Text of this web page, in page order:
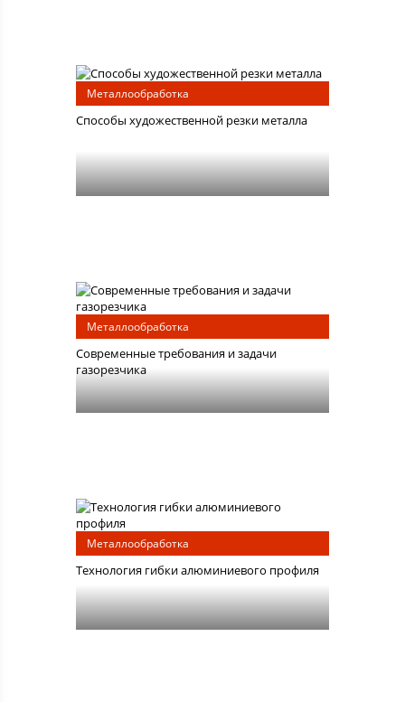
Металлообработка
Способы художественной резки металла
Металлообработка
Современные требования и задачи
газорезчика
Металлообработка
Технология гибки алюминиевого профиля